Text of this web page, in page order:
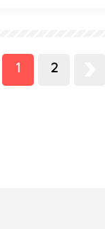
1 2